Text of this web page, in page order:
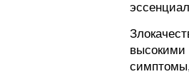
высокими